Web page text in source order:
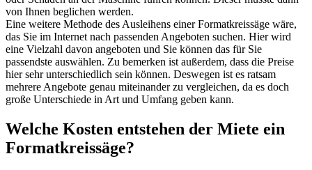
von Ihnen beglichen werden.
Eine weitere Methode des Ausleihens einer Formatkreissäge wäre,
das Sie im Internet nach passenden Angeboten suchen. Hier wird
eine Vielzahl davon angeboten und Sie können das für Sie
passendste auswählen. Zu bemerken ist außerdem, dass die Preise
hier sehr unterschiedlich sein können. Deswegen ist es ratsam
mehrere Angebote genau miteinander zu vergleichen, da es doch
große Unterschiede in Art und Umfang geben kann.
Welche Kosten entstehen der Miete ein
Formatkreissäge?